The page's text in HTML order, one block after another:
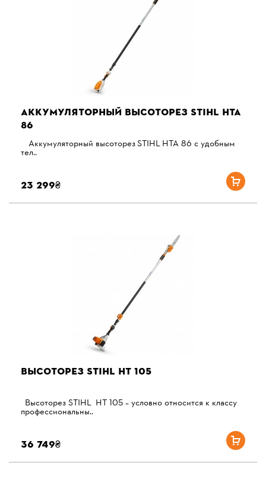
АККУМУЛЯТОРНЫЙ ВЫСОТОРЕЗ STIHL HTA
86
Аккумуляторный высоторез STIHL HTA 86 с удобным
тел..
23 299₴
ВЫСОТОРЕЗ STIHL HT 105
Высоторез STIHL HT 105 – условно относится к классу
профессиональны..
36 749₴